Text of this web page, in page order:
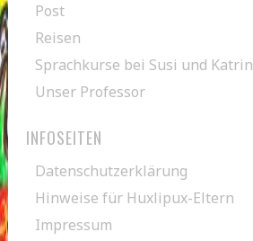
Post
Reisen
Sprachkurse bei Susi und Katrin
Unser Professor
INFOSEITEN
Datenschutzerklärung
Hinweise für Huxlipux-Eltern
Impressum